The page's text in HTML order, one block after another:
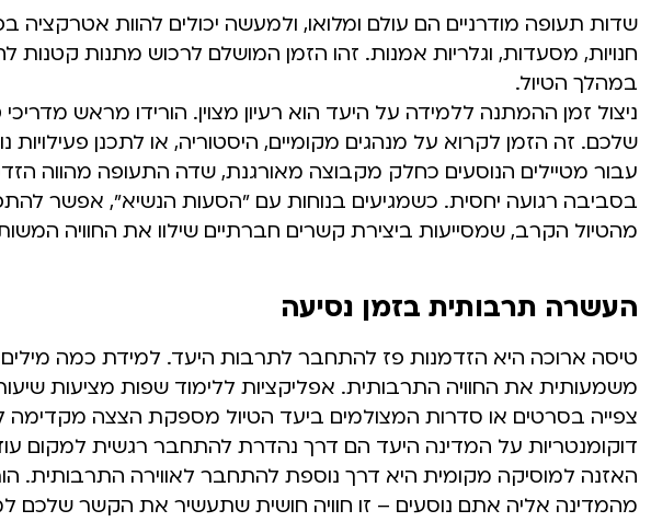
שדות תעופה מודרניים הם עולם ומלואו, ולמעשה יכולים להוות אטרקציה
חנויות, מסעדות, וגלריות אמנות. זהו הזמן המושלם לרכוש מתנות
במהלך הטיול.
ניצול זמן ההמתנה ללמידה על היעד הוא רעיון מצוין. הורידו מראש מדריכי
שלכם. זה הזמן לקרוא על מנהגים מקומיים, היסטוריה, או לתכנן פעילויות
עבור מטיילים הנוסעים כחלק מקבוצה מאורגנת, שדה התעופה מהווה
בסביבה רגועה יחסית. כשמגיעים בנוחות עם "הסעות הנשיא", אפשר
מהטיול הקרב, שמסייעות ביצירת קשרים חברתיים שילוו את החוויה
העשרה תרבותית בזמן נסיעה
טיסה ארוכה היא הזדמנות פז להתחבר לתרבות היעד. למידת כמה מילים
משמעותית את החוויה התרבותית. אפליקציות ללימוד שפות מציעות
צפייה בסרטים או סדרות המצולמים ביעד הטיול מספקת הצצה מקדימה
דוקומנטריות על המדינה היעד הם דרך נהדרת להתחבר רגשית למקום
האזנה למוסיקה מקומית היא דרך נוספת להתחבר לאווירה התרבותית.
מהמדינה אליה אתם נוסעים – זו חוויה חושית שתעשיר את הקשר שלכם